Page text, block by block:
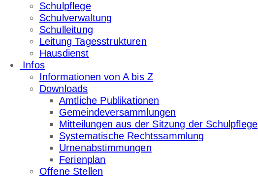
Schulpflege
Schulverwaltung
Schulleitung
Leitung Tagesstrukturen
Hausdienst
Infos
Informationen von A bis Z
Downloads
Amtliche Publikationen
Gemeindeversammlungen
Mitteilungen aus der Sitzung der Schulpflege
Systematische Rechtssammlung
Urnenabstimmungen
Ferienplan
Offene Stellen